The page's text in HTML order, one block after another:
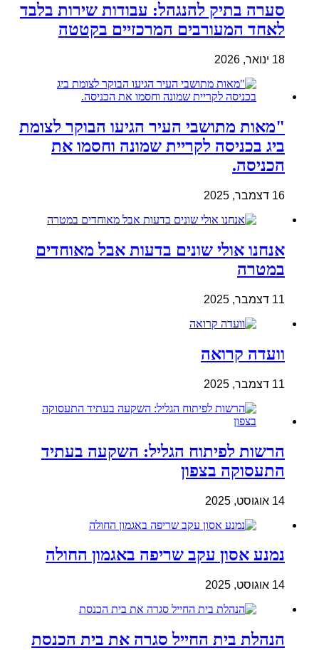
סערה בתיק להנגהל: עבודות שירות בלבד
לאחד המעורבים המרכזיים בקטטה
18 ינואר, 2026
"מאות מתושבי העיר הגיעו הבוקר לצומת
ביג בכניסה לקריית שמונה וחסמו את
הכניסה.
16 דצמבר, 2025
אנחנו אולי שונים בדעות אבל מאוחדים
במטרה
11 דצמבר, 2025
וועדה קרואה
11 דצמבר, 2025
הרשות לפיתוח הגליל: השקעה בעתיד
התעסוקה בצפון
14 אוגוסט, 2025
נמנע אסון עקב שריפה באגמון החולה
14 אוגוסט, 2025
הנהלת בית החייל סגרה את בית הכנסת